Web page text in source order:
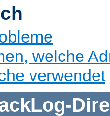
welche
verwendet
-